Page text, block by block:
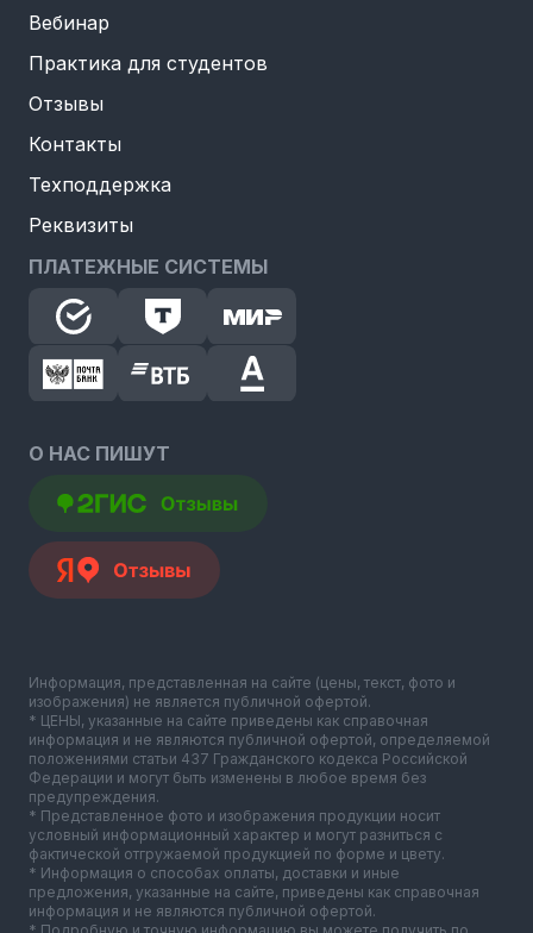
Вебинар
Практика для студентов
Отзывы
Контакты
Техподдержка
Реквизиты
ПЛАТЕЖНЫЕ СИСТЕМЫ
О НАС ПИШУТ
Информация, представленная на сайте (цены, текст, фото и
изображения) не является публичной офертой.
* ЦЕНЫ, указанные на сайте приведены как справочная
информация и не являются публичной офертой, определяемой
положениями статьи 437 Гражданского кодекса Российской
Федерации и могут быть изменены в любое время без
предупреждения.
* Представленное фото и изображения продукции носит
условный информационный характер и могут разниться с
фактической отгружаемой продукцией по форме и цвету.
* Информация о способах оплаты, доставки и иные
предложения, указанные на сайте, приведены как справочная
информация и не являются публичной офертой.